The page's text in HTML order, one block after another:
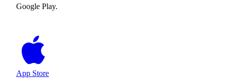
Google Play.
App Store